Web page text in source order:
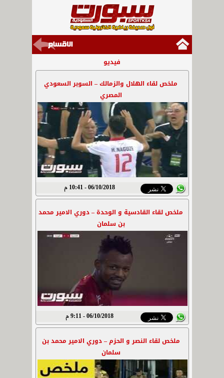
فيديو
ملخص لقاء الهلال والزمالك – السوبر السعودي
المصري
06/10/2018 - 10:41 م
ملخص لقاء القادسية و الوحدة – دوري الامير محمد
بن سلمان
06/10/2018 - 9:11 م
ملخص لقاء النصر و الحزم – دوري الامير محمد بن
سلمان